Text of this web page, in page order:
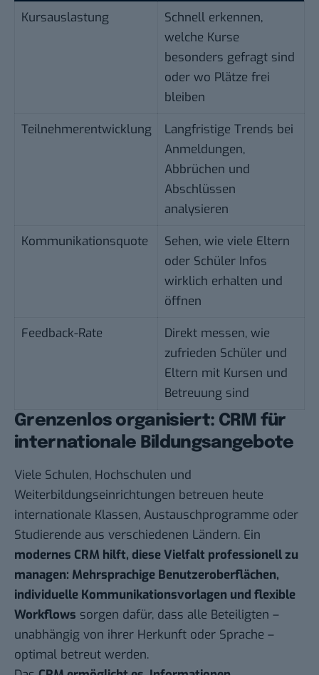
Kursauslastung
Schnell erkennen,
welche Kurse
besonders gefragt sind
oder wo Plätze frei
bleiben
Teilnehmerentwicklung
Langfristige Trends bei
Anmeldungen,
Abbrüchen und
Abschlüssen
analysieren
Kommunikationsquote
Sehen, wie viele Eltern
oder Schüler Infos
wirklich erhalten und
öffnen
Feedback-Rate
Direkt messen, wie
zufrieden Schüler und
Eltern mit Kursen und
Betreuung sind
Grenzenlos organisiert: CRM für
internationale Bildungsangebote
Viele Schulen, Hochschulen und
Weiterbildungseinrichtungen betreuen heute
internationale Klassen, Austauschprogramme oder
Studierende aus verschiedenen Ländern. Ein
modernes CRM hilft, diese Vielfalt professionell zu
managen: Mehrsprachige Benutzeroberflächen,
individuelle Kommunikationsvorlagen und flexible
Workflows sorgen dafür, dass alle Beteiligten –
unabhängig von ihrer Herkunft oder Sprache –
optimal betreut werden.